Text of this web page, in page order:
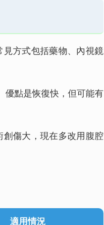
方式包括藥物、內視鏡
優點是恢復快，但可能有
傷大，現在多改用腹腔
適用情況